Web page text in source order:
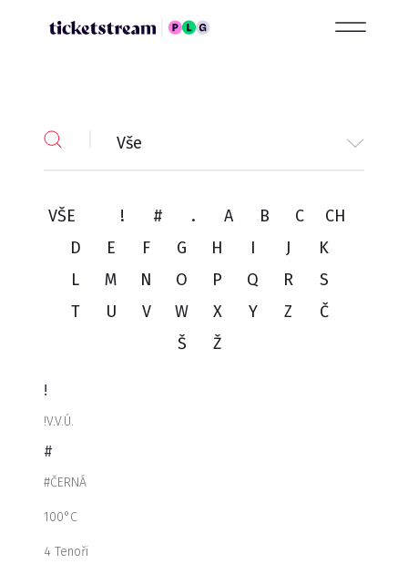
Vše
VŠE ! # . A B C
CH
D
E F G H I J
K
L
M N O P Q R
S
T
U V W X Y Z
Č
Š
Ž
!
!V.V.Ú.
#
#ČERNÁ
100°C
4 Tenoři